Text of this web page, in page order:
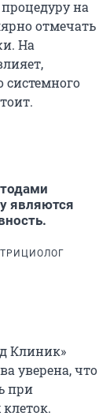
процедуру на
отмечать
На
системного
являются
Клиник»
уверена, что
при